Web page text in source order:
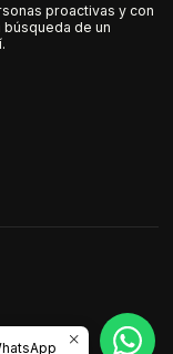
proactivas y con
de un